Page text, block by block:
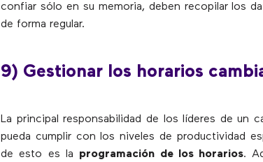
confiar sólo en su memoria, deben recopilar los
de forma regular.
9) Gestionar los horarios
La principal responsabilidad de los líderes de un
pueda cumplir con los niveles de productividad
de esto es la programación de los horarios.